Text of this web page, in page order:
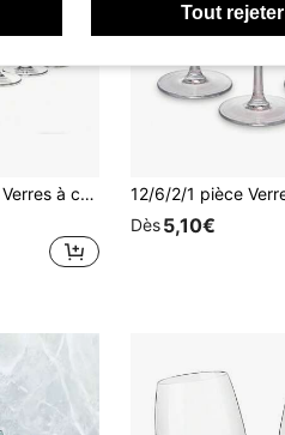
comme cadeau aux amis, à la famille et au mari, crée une ambiance de fête du Nouvel An, cadeau de la Saint-Valentin
Dès5,10€
Tout rejeter